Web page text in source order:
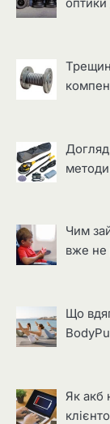
методи
Чим
вже не
Що
Як акб